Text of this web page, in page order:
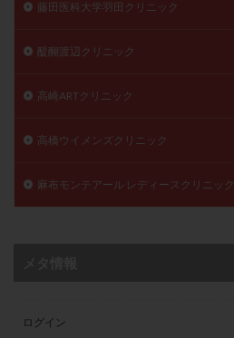
藤田医科大学羽田クリニック
醍醐渡辺クリニック
高崎ARTクリニック
高橋ウイメンズクリニック
麻布モンテアール レディースクリニック
ログイン